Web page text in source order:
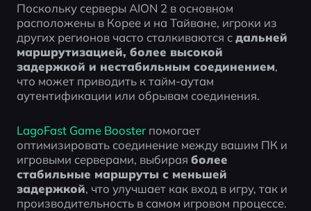
Поскольку серверы AION 2 в основном
расположены в Корее и на Тайване, игроки из
других регионов часто сталкиваются с дальней
маршрутизацией, более высокой
задержкой и нестабильным соединением,
что может приводить к тайм-аутам
аутентификации или обрывам соединения.
LagoFast Game Booster помогает
оптимизировать соединение между вашим ПК и
игровыми серверами, выбирая более
стабильные маршруты с меньшей
задержкой, что улучшает как вход в игру, так и
производительность в самом игровом процессе.